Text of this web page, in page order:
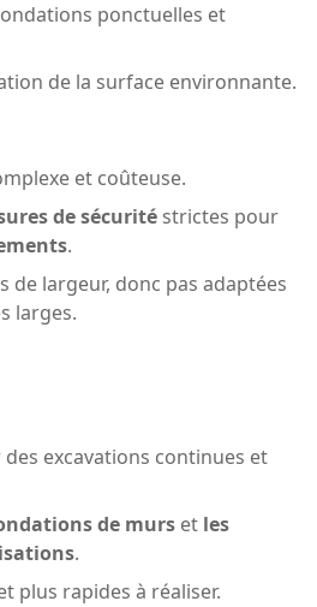
ponctuelles et
de la surface environnante.
et coûteuse.
de sécurité strictes pour
.
de largeur, donc pas adaptées
larges.
excavations continues et
de murs et les
.
plus rapides à réaliser.